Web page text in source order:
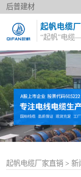
后普建材
起帆电缆
“起帆”电缆
起帆电缆厂家直销 > 新
绝缘电线
电力电缆
橡套电缆
电源护套线
控制电缆